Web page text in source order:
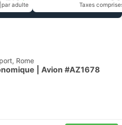
par adulte Taxes
Rome
| Avion #AZ1678